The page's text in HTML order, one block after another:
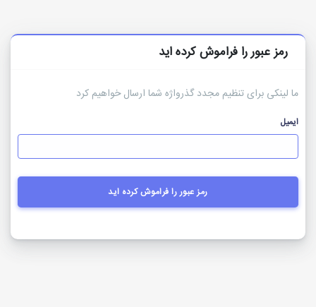
رمز عبور را فراموش کرده اید
ما لینکی برای تنظیم مجدد گذرواژه شما ارسال خواهیم کرد
ایمیل
رمز عبور را فراموش کرده اید